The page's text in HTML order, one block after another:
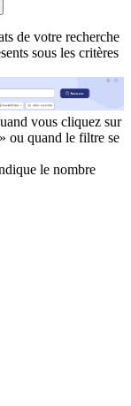
de votre recherche
sous les critères
vous cliquez sur
quand le filtre se
le nombre